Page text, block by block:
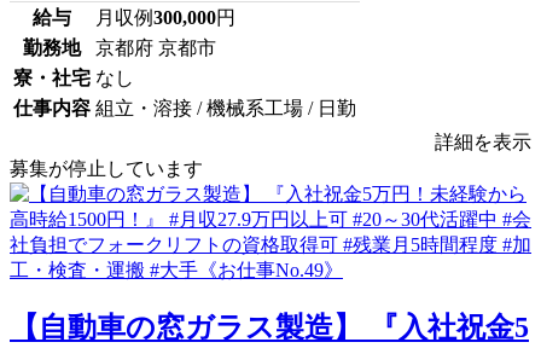
給与 月収例300,000円
勤務地
京都府 京都市
寮・社宅 なし
仕事内容 組立・溶接 / 機械系工場 / 日勤
詳細を表示
募集が停止しています
【自動車の窓ガラス製造】 『入社祝金5